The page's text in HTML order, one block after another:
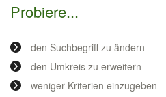
Anzeige aufgeben
Probiere...
den Suchbegriff zu ändern
den Umkreis zu erweitern
weniger Kriterien einzugeben